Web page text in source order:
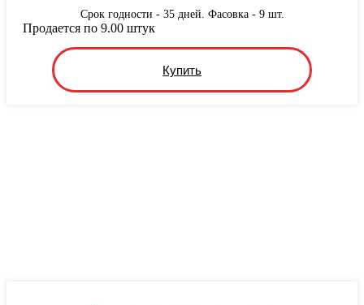
Срок годности - 35 дней. Фасовка - 9 шт.
Купить
Продается по 9.00 штук